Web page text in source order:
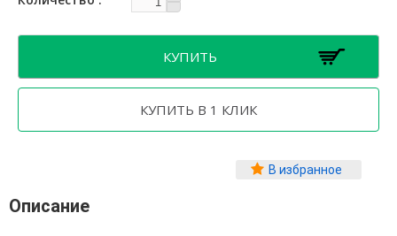
Фитопластика волос
Для Лица
Автозагар для лица
Бальзамы для лица
Гели для лица
Лосьоны, тоники и мисты для лица
В избранное
Описание